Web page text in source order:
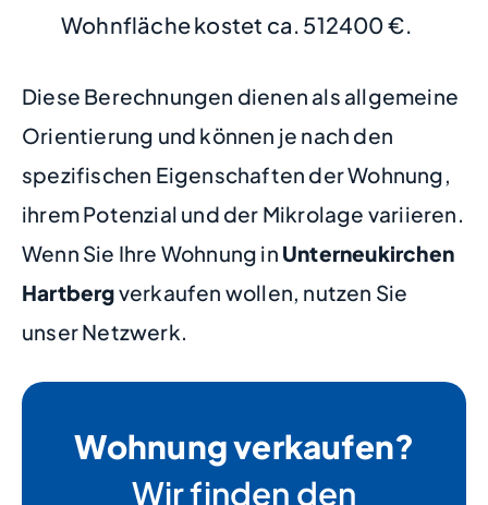
Wohnfläche kostet ca. 512400 €.
Diese Berechnungen dienen als allgemeine
Orientierung und können je nach den
spezifischen Eigenschaften der Wohnung,
ihrem Potenzial und der Mikrolage variieren.
Wenn Sie Ihre Wohnung in Unterneukirchen
Hartbergverkaufen wollen, nutzen Sie
unser Netzwerk.
Wohnung verkaufen?
Wir finden den